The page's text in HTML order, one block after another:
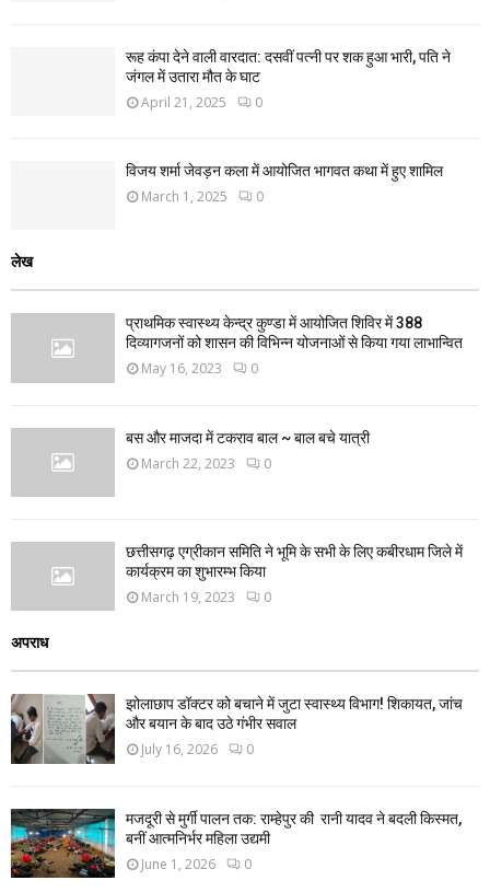
रूह कंपा देने वाली वारदात: दसवीं पत्नी पर शक हुआ भारी, पति ने
जंगल में उतारा मौत के घाट
April 21, 2025 0
विजय शर्मा जेवड़न कला में आयोजित भागवत कथा में हुए शामिल
March 1, 2025 0
लेख
प्राथमिक स्वास्थ्य केन्द्र कुण्डा में आयोजित शिविर में 388
दिव्यागजनों को शासन की विभिन्न योजनाओं से किया गया लाभान्वित
May 16, 2023 0
बस और माजदा में टकराव बाल ~ बाल बचे यात्री
March 22, 2023 0
छत्तीसगढ़ एग्रीकान समिति ने भूमि के सभी के लिए कबीरधाम जिले में
कार्यक्रम का शुभारम्भ किया
March 19, 2023 0
अपराध
झोलाछाप डॉक्टर को बचाने में जुटा स्वास्थ्य विभाग! शिकायत, जांच
और बयान के बाद उठे गंभीर सवाल
July 16, 2026 0
मजदूरी से मुर्गी पालन तक: राम्हेपुर की रानी यादव ने बदली किस्मत,
बनीं आत्मनिर्भर महिला उद्यमी
June 1, 2026 0